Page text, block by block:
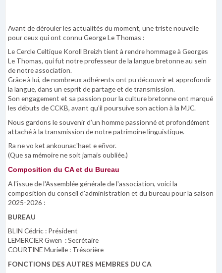
Avant de dérouler les actualités du moment, une triste nouvelle
pour ceux qui ont connu George Le Thomas :
Le Cercle Celtique Koroll Breizh tient à rendre hommage à Georges
Le Thomas, qui fut notre professeur de la langue bretonne au sein
de notre association.
Grâce à lui, de nombreux adhérents ont pu découvrir et approfondir
la langue, dans un esprit de partage et de transmission.
Son engagement et sa passion pour la culture bretonne ont marqué
les débuts de CCKB, avant qu’il poursuive son action à la MJC.
Nous gardons le souvenir d’un homme passionné et profondément
attaché à la transmission de notre patrimoine linguistique.
Ra ne vo ket ankounac'haet e eñvor.
(Que sa mémoire ne soit jamais oubliée.)
Composition du CA et du Bureau
A l'issue de l'Assemblée générale de l'association, voici la
composition du conseil d'administration et du bureau pour la saison
2025-2026 :
BUREAU
BLIN Cédric : Président
LEMERCIER Gwen : Secrétaire
COURTINE Murielle : Trésorière
FONCTIONS DES AUTRES MEMBRES DU CA